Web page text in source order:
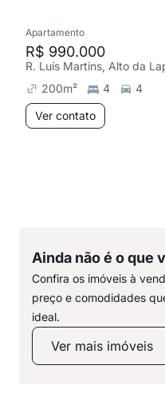
Apartamento
R$ 990.000
R. Luís Martins, Alto da
200m² 4
4
Ver contato
Ainda não é o que
Confira os imóveis à
preço e comodidades
ideal.
Ver mais imóveis